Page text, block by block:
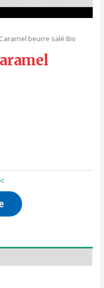
beurre salé Bio